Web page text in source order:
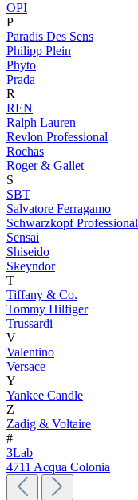
OPI
P
Paradis Des Sens
Philipp Plein
Phyto
Prada
R
REN
Ralph Lauren
Revlon Professional
Rochas
Roger & Gallet
S
SBT
Salvatore Ferragamo
Schwarzkopf Professional
Sensai
Shiseido
Skeyndor
T
Tiffany & Co.
Tommy Hilfiger
Trussardi
V
Valentino
Versace
Y
Yankee Candle
Z
Zadig & Voltaire
#
3Lab
4711 Acqua Colonia